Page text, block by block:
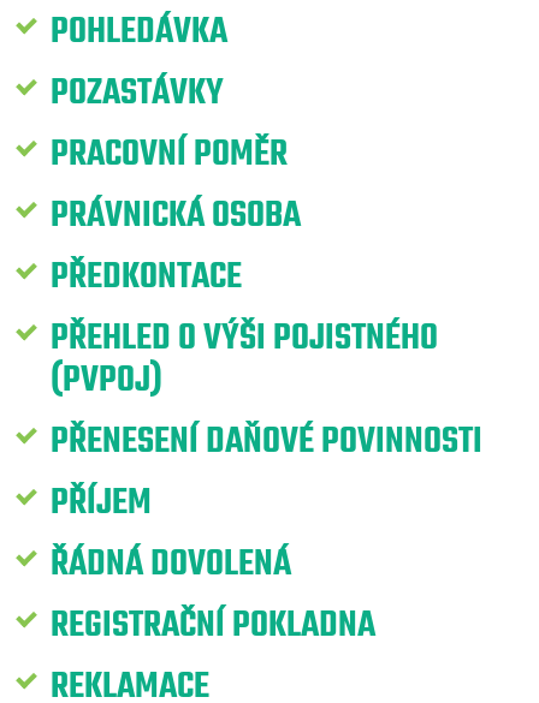
POHLEDÁVKA
POZASTÁVKY
PRACOVNÍ POMĚR
PRÁVNICKÁ OSOBA
PŘEDKONTACE
PŘEHLED O VÝŠI POJISTNÉHO
(PVPOJ)
PŘENESENÍ DAŇOVÉ POVINNOSTI
PŘÍJEM
ŘÁDNÁ DOVOLENÁ
REGISTRAČNÍ POKLADNA
REKLAMACE